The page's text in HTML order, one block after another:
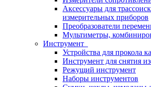
Аксессуары для
измерительных приборов
Преобразователи
Мультиметры,
Инструмент
Устройства для прокола
Инструмент для снятия
Режущий инструмент
Наборы инструментов